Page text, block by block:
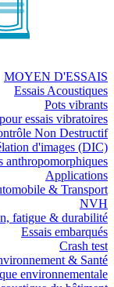
MOYEN D'ESSAIS
Essais Acoustiques
Pots vibrants
essais vibratoires
Non Destructif
d'images (DIC)
anthropomorphiques
Applications
& Transport
NVH
fatigue & durabilité
Essais embarqués
Crash test
& Santé
environnementale